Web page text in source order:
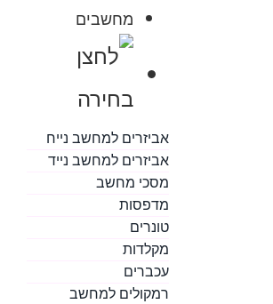
מחשבים
אביזרים למחשב נייח
אביזרים למחשב נייד
מסכי מחשב
מדפסות
טונרים
מקלדות
עכברים
רמקולים למחשב